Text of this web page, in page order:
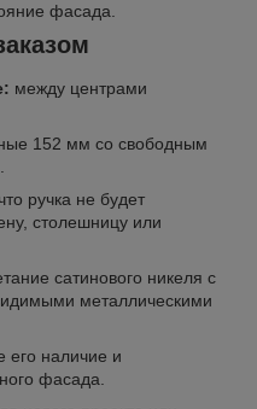
фасада.
между центрами
152 мм со свободным
ручка не будет
столешницу или
сатинового никеля с
металлическими
его наличие и
фасада.